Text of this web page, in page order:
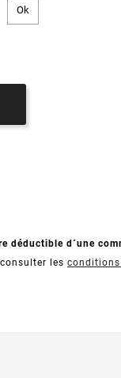
déductible d´une
les conditions